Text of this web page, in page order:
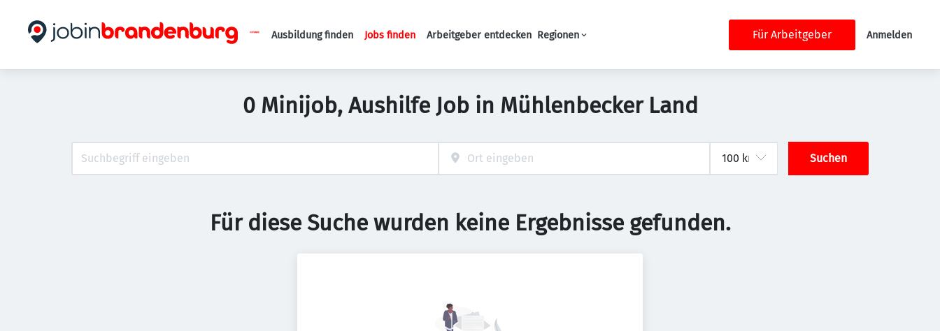
Haupt-Navigation
Ausbildung finden Jobs finden Arbeitgeber entdecken Regionen Für Arbeitgeber Anmelden
0 Minijob, Aushilfe Job in Mühlenbecker Land
Suchen
Für diese Suche wurden keine Ergebnisse gefunden.